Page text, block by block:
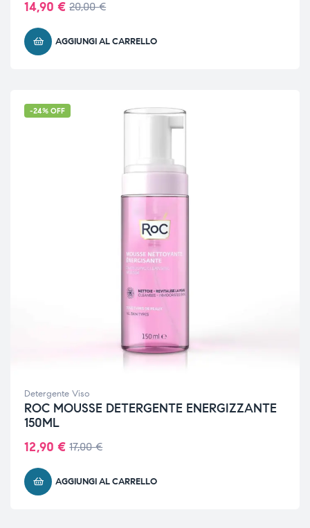
20,00€
14,90 €
AGGIUNGI AL CARRELLO
-24% OFF
Detergente Viso
ROC MOUSSE DETERGENTE ENERGIZZANTE
150ML
17,00€
12,90 €
AGGIUNGI AL CARRELLO